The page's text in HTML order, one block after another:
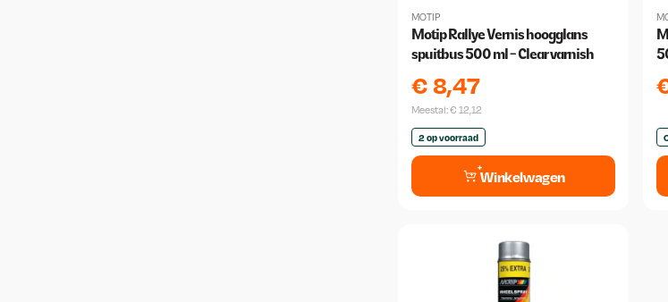
MOTIP
Motip Rallye Vernis hoogglans
spuitbus 500 ml - Clear varnish
€8,47
Meestal:€ 12,12
2 op voorraad
Winkelwagen